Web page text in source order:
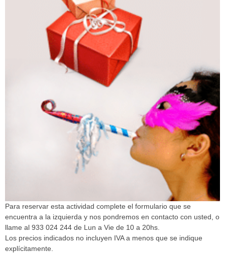
Para reservar esta actividad complete el formulario que se
encuentra a la izquierda y nos pondremos en contacto con usted, o
llame al 933 024 244 de Lun a Vie de 10 a 20hs.
Los precios indicados no incluyen IVA a menos que se indique
explícitamente.